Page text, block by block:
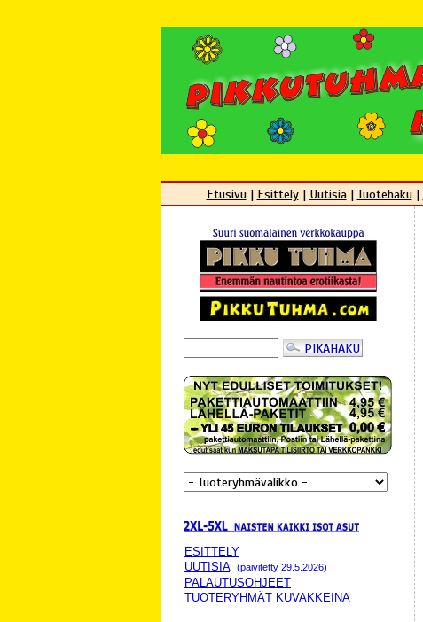
Etusivu| Esittely| Uutisia| Tuotehaku|
ESITTELY
UUTISIA
(päivitetty 29.5.2026)
PALAUTUSOHJEET
TUOTERYHMÄT KUVAKKEINA